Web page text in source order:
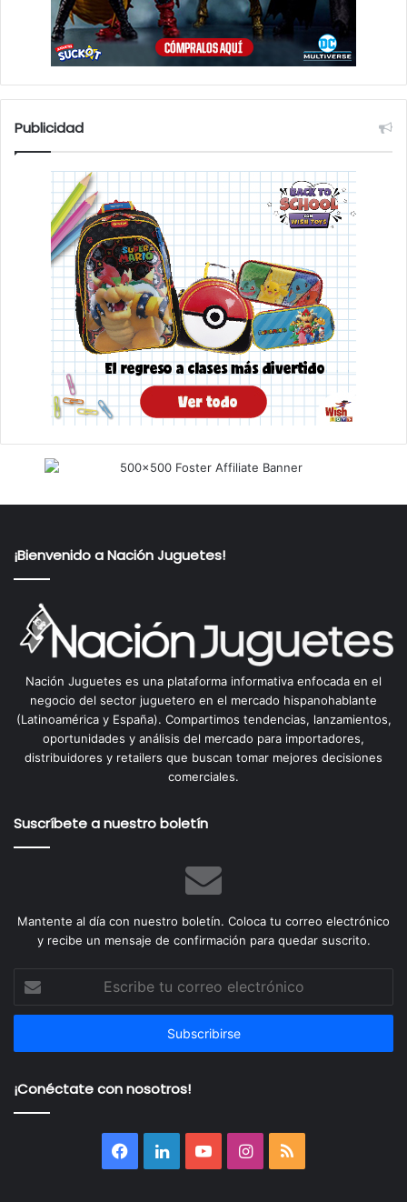
Publicidad
¡Bienvenido a Nación Juguetes!
Nación Juguetes es una plataforma informativa enfocada en el
negocio del sector juguetero en el mercado hispanohablante
(Latinoamérica y España). Compartimos tendencias, lanzamientos,
oportunidades y análisis del mercado para importadores,
distribuidores y retailers que buscan tomar mejores decisiones
comerciales.
Suscríbete a nuestro boletín
Mantente al día con nuestro boletín. Coloca tu correo electrónico
y recibe un mensaje de confirmación para quedar suscrito.
correo
¡Conéctate con nosotros!
Facebook
LinkedInYouTubeInstagram
RSS